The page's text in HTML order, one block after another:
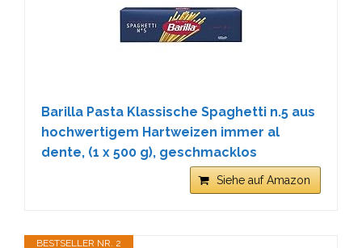
Barilla Pasta Klassische Spaghetti n.5 aus
hochwertigem Hartweizen immer al
dente, (1 x 500 g), geschmacklos
Siehe auf Amazon
BESTSELLER NR. 2